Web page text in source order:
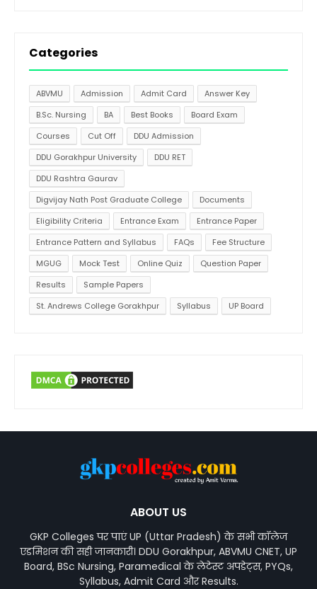
Categories
ABVMU Admission Admit Card
Answer Key
B.Sc. Nursing
BA Best Books
Board Exam
Courses
Cut Off
DDU Admission
DDU Gorakhpur University
DDU RET
DDU Rashtra Gaurav
Digvijay Nath Post Graduate College
Documents
Eligibility Criteria
Entrance Exam
Entrance Paper
Entrance Pattern and Syllabus
FAQs
Fee Structure
MGUG
Mock Test Online Quiz
Question Paper
Results
Sample Papers
St. Andrews College Gorakhpur
Syllabus UP Board
ABOUT US
GKP Colleges पर पाएं UP (Uttar Pradesh) के सभी कॉलेज
एडमिशन की सही जानकारी। DDU Gorakhpur, ABVMU CNET, UP
Board, BSc Nursing, Paramedical के लेटेस्ट अपडेट्स, PYQs,
Syllabus, Admit Card और Results.